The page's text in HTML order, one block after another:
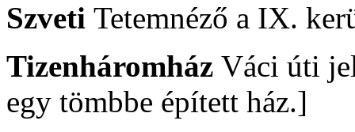
Szveti Tetemnéző a IX.
Tizenháromház Váci úti
egy tömbbe épített ház.]